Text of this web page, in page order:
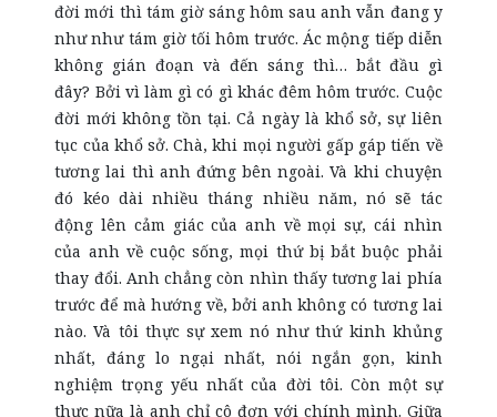
đời mới thì tám giờ sáng hôm sau anh vẫn đang y
như như tám giờ tối hôm trước. Ác mộng tiếp diễn
không gián đoạn và đến sáng thì… bắt đầu gì
đây? Bởi vì làm gì có gì khác đêm hôm trước. Cuộc
đời mới không tồn tại. Cả ngày là khổ sở, sự liên
tục của khổ sở. Chà, khi mọi người gấp gáp tiến về
tương lai thì anh đứng bên ngoài. Và khi chuyện
đó kéo dài nhiều tháng nhiều năm, nó sẽ tác
động lên cảm giác của anh về mọi sự, cái nhìn
của anh về cuộc sống, mọi thứ bị bắt buộc phải
thay đổi. Anh chẳng còn nhìn thấy tương lai phía
trước để mà hướng về, bởi anh không có tương lai
nào. Và tôi thực sự xem nó như thứ kinh khủng
nhất, đáng lo ngại nhất, nói ngắn gọn, kinh
nghiệm trọng yếu nhất của đời tôi. Còn một sự
thực nữa là anh chỉ cô đơn với chính mình. Giữa